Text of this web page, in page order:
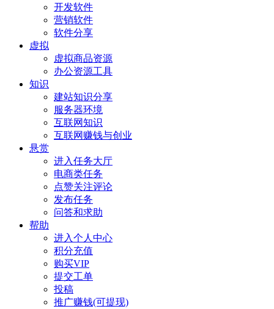
开发软件
营销软件
软件分享
虚拟
虚拟商品资源
办公资源工具
知识
建站知识分享
服务器环境
互联网知识
互联网赚钱与创业
悬赏
进入任务大厅
电商类任务
点赞关注评论
发布任务
问答和求助
帮助
进入个人中心
积分充值
购买VIP
提交工单
投稿
推广赚钱(可提现)